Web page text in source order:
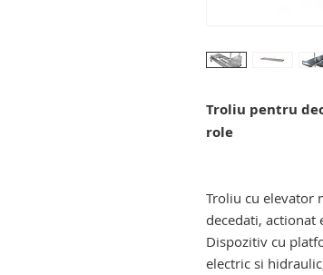
Troliu pentru
role
Troliu cu elevator
decedati, actionat
Dispozitiv cu
electric si